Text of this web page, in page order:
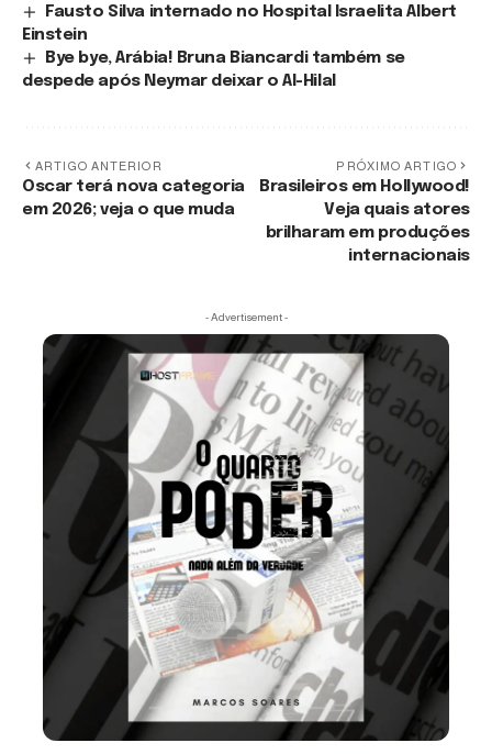
Fausto Silva internado no Hospital Israelita Albert
Einstein
Bye bye, Arábia! Bruna Biancardi também se
despede após Neymar deixar o Al-Hilal
ARTIGO ANTERIOR
Oscar terá nova categoria
em 2026; veja o que muda
PRÓXIMO ARTIGO
Brasileiros em Hollywood!
Veja quais atores
brilharam em produções
internacionais
- Advertisement -